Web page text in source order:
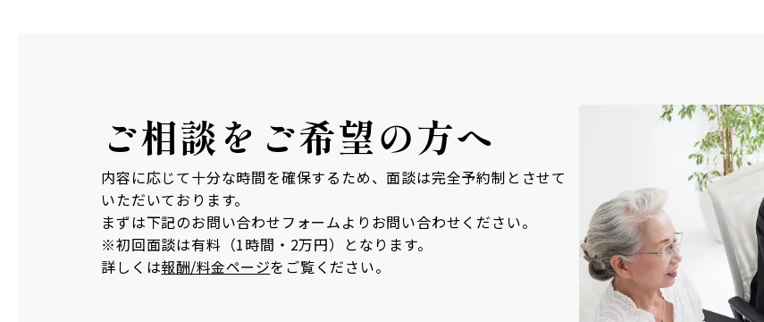
ご相談を ご希望の方へ
内容に応じて十分な時間を確保するため、面談は完全予約制とさせて
いただいております。
まずは下記のお問い合わせフォームよりお問い合わせください。
※初回面談は有料（1時間・2万円）となります。
詳しくは報酬/料金ページをご覧ください。